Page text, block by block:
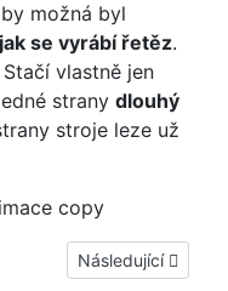
možná byl
jak se vyrábí řetěz.
vlastně jen
strany dlouhý
stroje leze už
kovářské prvky
Další článek: ►
Následující